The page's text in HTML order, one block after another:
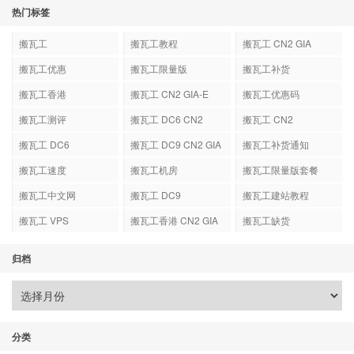
热门标签
搬瓦工 搬瓦工教程
搬瓦工 CN2 GIA
搬瓦工优惠
搬瓦工限量版
搬瓦工补货
搬瓦工香港
搬瓦工 CN2 GIA-E
搬瓦工优惠码
搬瓦工测评
搬瓦工 DC6 CN2
搬瓦工 CN2
搬瓦工 DC6
搬瓦工 DC9 CN2 GIA
搬瓦工补货通知
搬瓦工速度
搬瓦工机房
搬瓦工限量版套餐
搬瓦工中文网
搬瓦工 DC9
搬瓦工建站教程
搬瓦工 VPS
搬瓦工香港 CN2 GIA 搬瓦工缺货
归档
分类